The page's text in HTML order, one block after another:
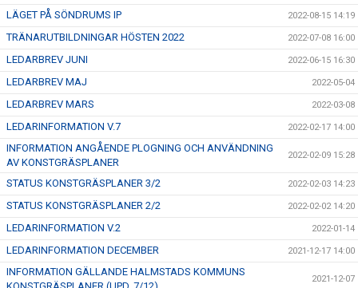
LÄGET PÅ SÖNDRUMS IP 2022-08-15 14:19
TRÄNARUTBILDNINGAR HÖSTEN 2022 2022-07-08 16:00
LEDARBREV JUNI 2022-06-15 16:30
LEDARBREV MAJ 2022-05-04
LEDARBREV MARS 2022-03-08
LEDARINFORMATION V.7 2022-02-17 14:00
INFORMATION ANGÅENDE PLOGNING OCH ANVÄNDNING
AV KONSTGRÄSPLANER
2022-02-09 15:28
STATUS KONSTGRÄSPLANER 3/2 2022-02-03 14:23
STATUS KONSTGRÄSPLANER 2/2 2022-02-02 14:20
LEDARINFORMATION V.2 2022-01-14
LEDARINFORMATION DECEMBER 2021-12-17 14:00
INFORMATION GÄLLANDE HALMSTADS KOMMUNS
2021-12-07